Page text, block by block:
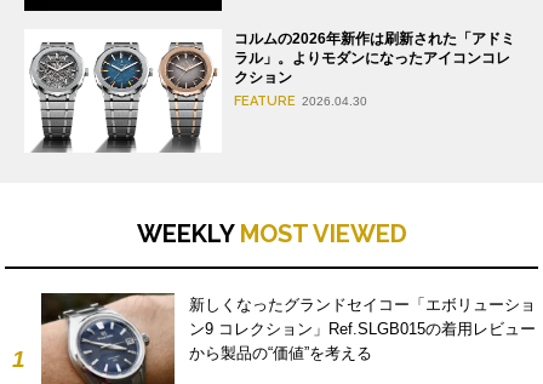
コルムの2026年新作は刷新された「アドミ
ラル」。よりモダンになったアイコンコレ
クション
FEATURE 2026.04.30
WEEKLY MOST VIEWED
1
新しくなったグランドセイコー「エボリューショ
ン9 コレクション」Ref.SLGB015の着用レビュー
から製品の“価値”を考える